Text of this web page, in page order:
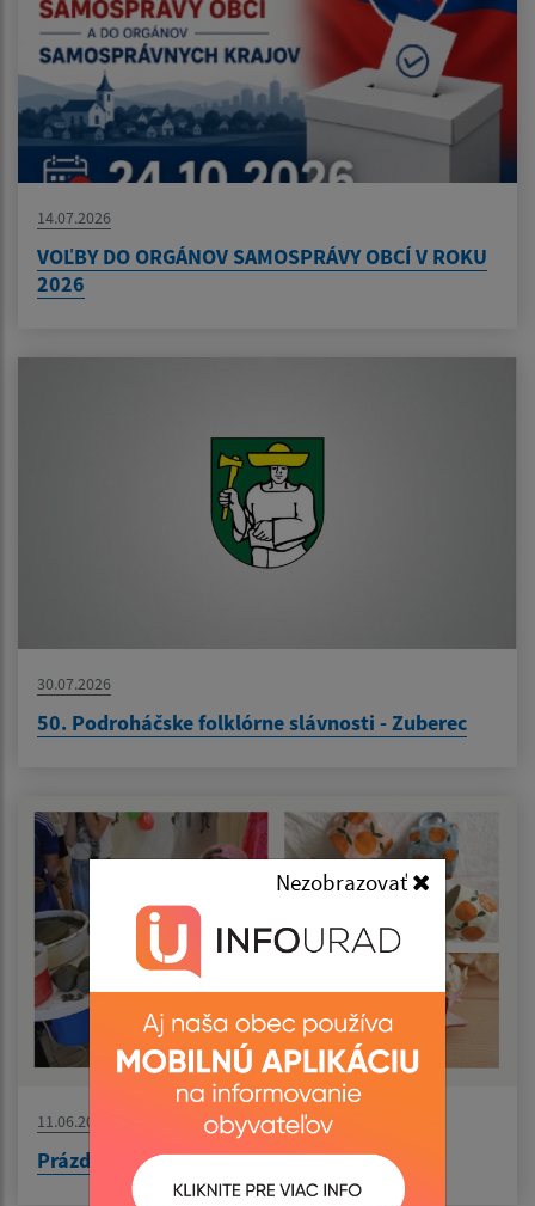
Nezobrazovať
14.07.2026
VOĽBY DO ORGÁNOV SAMOSPRÁVY OBCÍ V ROKU
2026
30.07.2026
50. Podroháčske folklórne slávnosti - Zuberec
11.06.2026
Prázdninový workshop - Keramika spája